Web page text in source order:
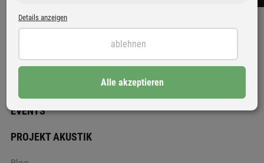
TERMIN VEREINBAREN
GEBRAUCHT GEGEN NEU
EVENTS
PROJEKT AKUSTIK
Details anzeigen
ablehnen
Alle akzeptieren